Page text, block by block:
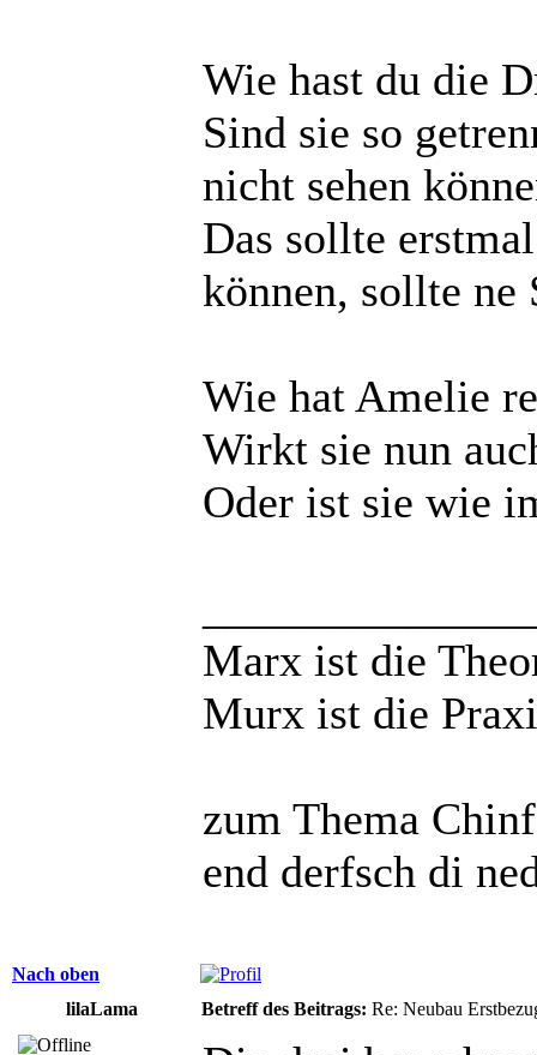
Wie hast du die
Sind sie so
nicht sehen
Das sollte
können, sollte ne
Wie hat Amelie
Wirkt sie nun
Oder ist sie wie
Marx ist die
Murx ist die
zum Thema
end derfsch di
Nach oben
lilaLama
Betreff des Beitrags: Re: Neubau